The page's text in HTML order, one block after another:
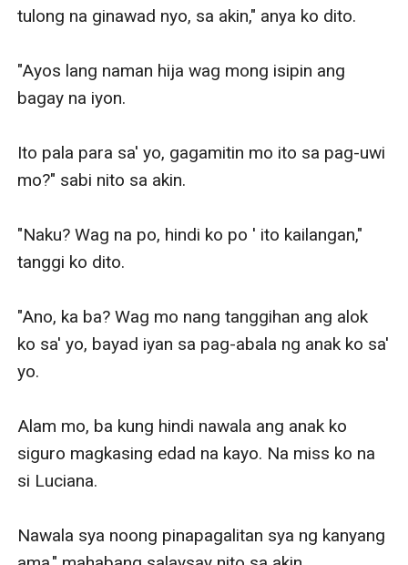
tulong na ginawad nyo, sa akin," anya ko dito.
"Ayos lang naman hija wag mong isipin ang
bagay na iyon.
Ito pala para sa' yo, gagamitin mo ito sa pag-uwi
mo?" sabi nito sa akin.
"Naku? Wag na po, hindi ko po ' ito kailangan,"
tanggi ko dito.
"Ano, ka ba? Wag mo nang tanggihan ang alok
ko sa' yo, bayad iyan sa pag-abala ng anak ko sa'
yo.
Alam mo, ba kung hindi nawala ang anak ko
siguro magkasing edad na kayo. Na miss ko na
si Luciana.
Nawala sya noong pinapagalitan sya ng kanyang